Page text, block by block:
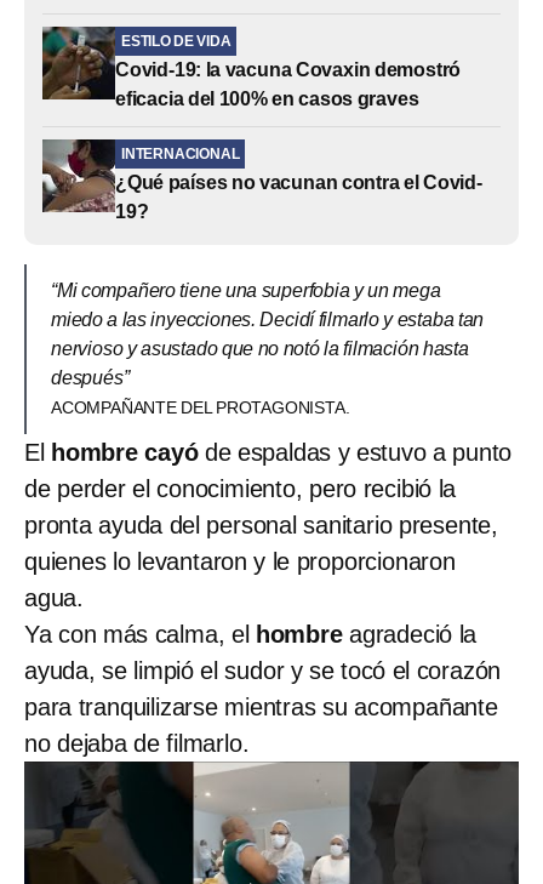
ESTILO DE VIDA
Covid-19: la vacuna Covaxin demostró
eficacia del 100% en casos graves
INTERNACIONAL
¿Qué países no vacunan contra el Covid-
19?
“Mi compañero tiene una superfobia y un mega
miedo a las inyecciones. Decidí filmarlo y estaba tan
nervioso y asustado que no notó la filmación hasta
después”
ACOMPAÑANTE DEL PROTAGONISTA.
El hombre cayóde espaldas y estuvo a punto
de perder el conocimiento, pero recibió la
pronta ayuda del personal sanitario presente,
quienes lo levantaron y le proporcionaron
agua.
Ya con más calma, el hombreagradeció la
ayuda, se limpió el sudor y se tocó el corazón
para tranquilizarse mientras su acompañante
no dejaba de filmarlo.